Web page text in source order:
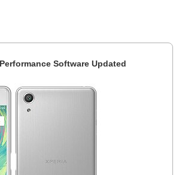
Software Updated